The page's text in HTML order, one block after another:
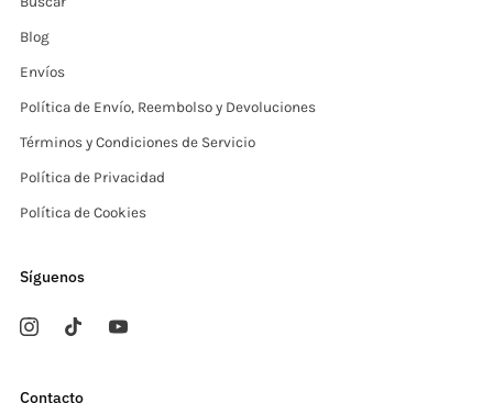
Blog
Envíos
Política de Envío, Reembolso y Devoluciones
Términos y Condiciones de Servicio
Política de Privacidad
Política de Cookies
Síguenos
Contacto